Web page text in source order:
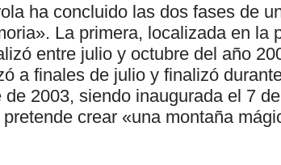
ha concluido las dos fases de
La primera, localizada en la
entre julio y octubre del año
a finales de julio y finalizó
2003, siendo inaugurada el 7
crear «una montaña